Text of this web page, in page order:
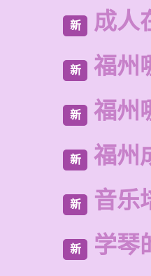
新 成人
新 福州
新 福州
新 福州
新 音乐
新 学琴